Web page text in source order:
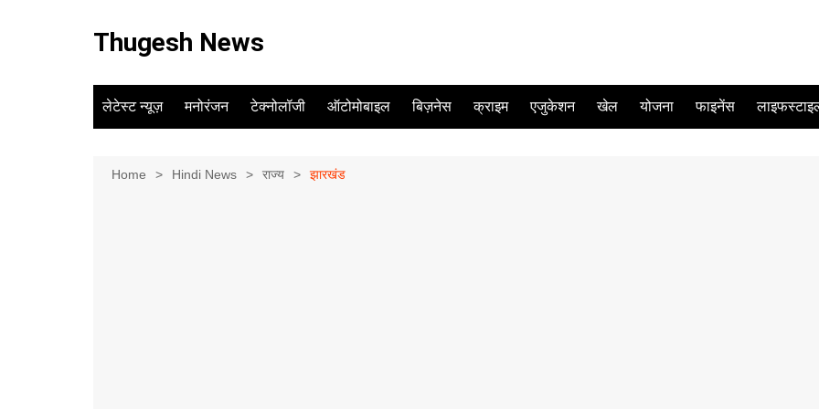
Thugesh News
लेटेस्ट न्यूज़ मनोरंजन टेक्नोलॉजी ऑटोमोबाइल बिज़नेस क्राइम एजुकेशन खेल योजना फाइनेंस
Home Hindi News राज्य झारखंड